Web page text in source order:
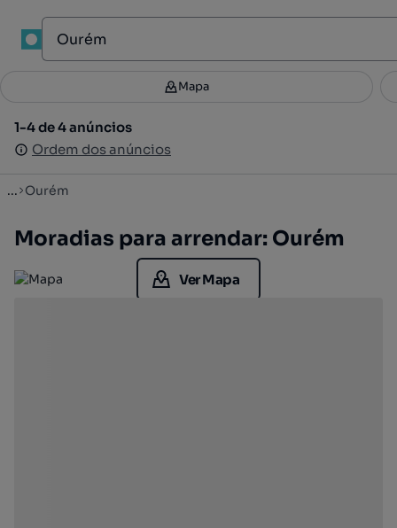
Filtros 3
1-4 de 4 anúncios
Ordem dos anúncios
Mapa
1-4 de 4 anúncios
Ordem dos anúncios
... Ourém
Moradias para arrendar: Ourém
Ver Mapa